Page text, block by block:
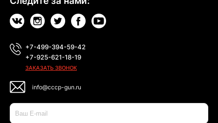
+7-499-394-59-42
+7-925-621-18-19
ЗАКАЗАТЬ ЗВОНОК
info@cccp-gun.ru